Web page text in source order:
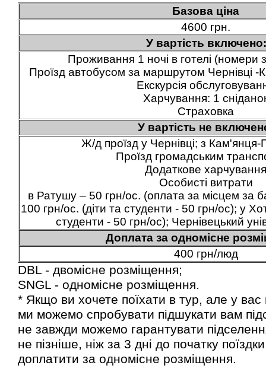
Базова ціна
4600 грн.
У вартість включено:
Проживання 1 ночі в готелі (номери
Проїзд автобусом за маршрутом Чернівці -
Екскурсія
Харчування: 1
Страховка
У вартість не
Ж/д проїзд у Чернівці; з Кам'янця-
Проїзд громадським
Додаткове
Особисті витрати
в Ратушу – 50 грн/ос. (оплата за місцем за
100 грн/ос. (діти та студенти - 50 грн/ос); у
студенти - 50 грн/ос); Чернівецький
Доплата за одномісне
400 грн/люд
DBL - двомісне розміщення;
SNGL - одномісне розміщення.
* Якщо ви хочете поїхати в тур, але у
ми можемо спробувати підшукати вам
не завжди можемо гарантувати
не пізніше, ніж за 3 дні до початку
доплатити за одномісне розміщення.